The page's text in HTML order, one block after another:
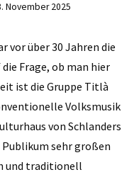
November 2025
vor über 30 Jahren die
Frage, ob man hier
ist die Gruppe Titlà
Volksmusik
von Schlanders
sehr großen
und traditionell